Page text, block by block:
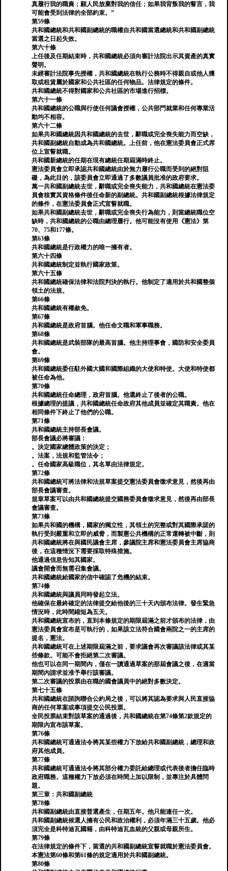
真履行我的職責；願人民放棄對我的信任；如果我背叛我的誓言，我
可能會受到法律的全部約束。”
第59條
共和國總統和共和國副總統的職權自共和國當選總統和共和國副總統
當選之日起失效。
第六十條
上任後及任期結束時，共和國總統必須向審計法院出示其資產的真實
聲明。
未經審計法院事先授權，共和國總統在執行公務時不得親自或他人獲
取或租賃屬於國家和公共社區的任何物品。法律規定的條件。
共和國總統不得對國家和公共社區的市場進行招標。
第六十一條
共和國總統的公職與行使任何議會授權，公共部門就業和任何專業活
動均不相容。
第六十二條
如果共和國總統因共和國總統的去世，辭職或完全喪失能力而空缺，
共和國副總統自動成為共和國總統。上任前，他在憲法委員會正式席
位上宣誓就職。
共和國新總統的任期在現有總統任期屆滿時終止。
憲法委員會立即承認共和國總統由於無力履行公職而受到的絕對阻
礙，為此目的，該委員會立即通過了多數議員批准的政府要求。
萬一共和國副總統去世，辭職或完全喪失能力，共和國總統在憲法委
員會核實其資格條件後任命新的副總統。共和國副總統根據法律規定
的條件，在憲法委員會正式宣誓就職。
如果共和國副總統去世，辭職或完全喪失行為能力，則當總統職位空
缺時，共和國總統的公職由總理履行。他可能沒有使用《憲法》第
70、75和177條。
第63條
共和國總統是行政權力的唯一擁有者。
第六十四條
共和國總統制定並執行國家政策。
第六十五條
共和國總統確保法律和法院判決的執行。他制定了適用於共和國整個
領土的法規。
第66條
共和國總統有權赦免。
第67條
共和國總統是政府首腦。他任命文職和軍事職務。
第68條
共和國總統是武裝部隊的最高首腦。他主持理事會，國防和安全委員
會。
第69條
共和國總統委任駐外國大國和國際組織的大使和特使。大使和特使都
被任命為他。
第70條
共和國總統任命總理，政府首腦。他還終止了後者的公職。
根據總理的提議，共和國總統任命政府其他成員並確定其職責。他在
相同條件下終止了他們的公職。
第71條
共和國總統主持部長會議。
部長會議必將審議：
。決定國家總體政策的決定；
。法案，法規和監管法令；
。任命國家高級職位，其名單由法律規定。
第72條
共和國總統可將法律和法規草案提交憲法委員會徵求意見，然後再由
部長會議審查。
規章草案可以由共和國總統提交國務委員會徵求意見，然後再由部長
會議審查。
第73條
如果共和國的機構，國家的獨立性，其領土的完整或對其國際承諾的
執行受到嚴重和立即的威脅，而製憲公共機構的正常運轉被中斷，則
共和國總統將在與國民議會主席，參議院主席和憲法委員會主席協商
後，在這種情況下需要採取特殊措施。
他通過信息告知其國家。
議會開會而無需召集會議。
共和國總統給國家的信中確認了危機的結束。
第74條
共和國總統與議員同時發起立法。
他確保在最終確定的法律提交給他後的三十天內頒布法律。發生緊急
情況時，此時間縮短為五天。
共和國總統宣布的，直到本條規定的期限屆滿之前才頒布的法律，由
憲法委員會宣布是可執行的，如果該立法符合國會兩院之一的主席的
提名，憲法。
共和國總統可在上述期限屆滿之前，要求議會再次審議該法律或其某
些條款。可能不會拒絕第二次審議。
他也可以在同一期間內，僅在一讀通過草案的那屆會議之後，在適當
期間內請求並准予舉行該審議。
第二次審議的投票由在職的國會議員中的絕對多數決定。
第七十五條
共和國總統在諮詢聯合公約局之後，可以將其認為要求與人民直接協
商的任何草案或事項提交公民投票。
全民投票結束對該草案的通過後，共和國總統在第74條第2款規定的
期限內宣布該草案。
第76條
共和國總統可通過法令將其某些權力下放給共和國副總統，總理和政
府其他成員。
第77條
共和國總統可通過法令將其部分權力委託給總理或代表後者擔任臨時
政府職務。這種權力下放必須在時間上加以限制，並專注於具體問
題。
第三章：共和國副總統
第78條
共和國副總統由直接普選產生，任期五年。他只能連任一次。
共和國副總統候選人擁有公民和政治權利，必須年滿三十五歲。他必
須完全是科特迪瓦國籍，由科特迪瓦血統的父親或母親所生。
第79條
在法律規定的條件下，當選的共和國副總統宣誓就職於憲法委員會。
本憲法第60條和第61條的規定適用於共和國副總統。
第80條